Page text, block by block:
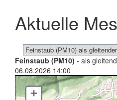
Aktuelle
Feinstaub (PM10) - als
06.08.2026 14:00
+